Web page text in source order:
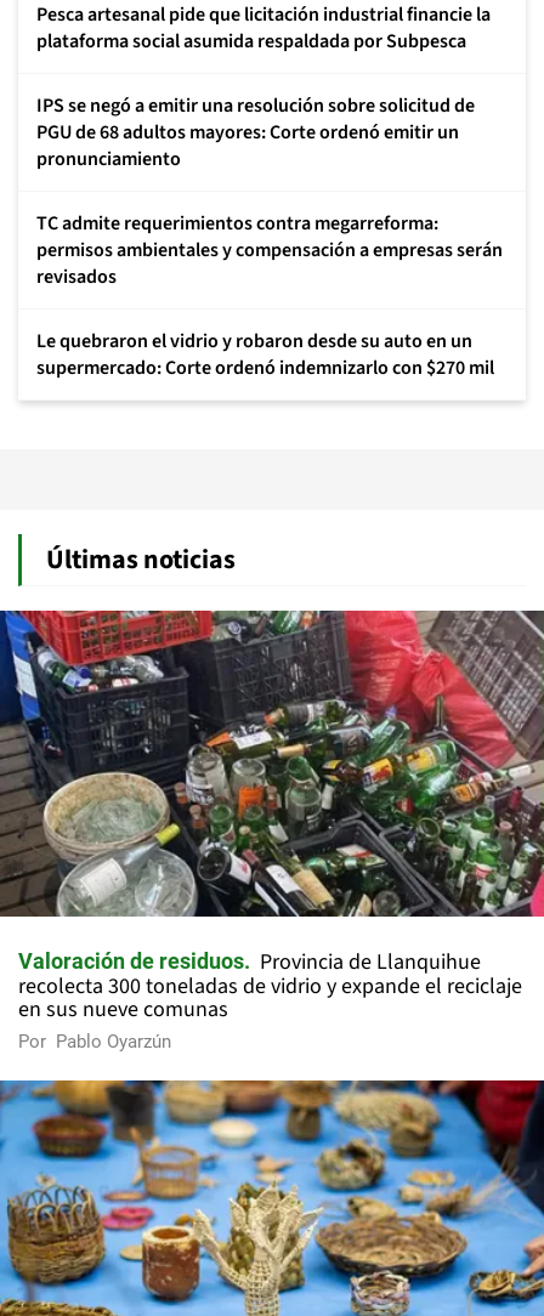
Pesca artesanal pide que licitación industrial financie la
plataforma social asumida respaldada por Subpesca
IPS se negó a emitir una resolución sobre solicitud de
PGU de 68 adultos mayores: Corte ordenó emitir un
pronunciamiento
TC admite requerimientos contra megarreforma:
permisos ambientales y compensación a empresas serán
revisados
Le quebraron el vidrio y robaron desde su auto en un
supermercado: Corte ordenó indemnizarlo con $270 mil
Últimas noticias
Valoración de residuos
Provincia de Llanquihue
recolecta 300 toneladas de vidrio y expande el reciclaje
en sus nueve comunas
Por Pablo Oyarzún